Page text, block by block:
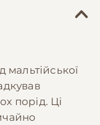
мальтійської
порід. Ці